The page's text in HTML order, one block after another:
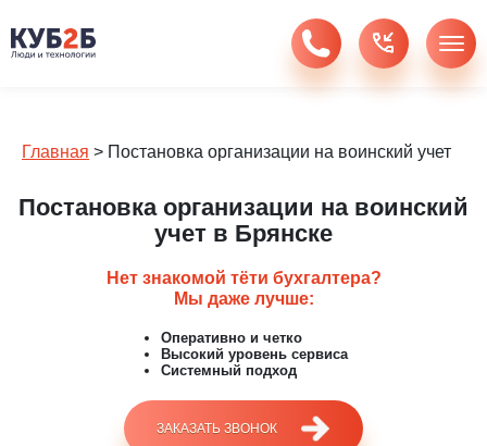
Главная > Постановка организации на воинский учет
Постановка организации на воинский
учет в Брянске
Нет знакомой тёти бухгалтера?
Мы даже лучше:
Оперативно и четко
Высокий уровень сервиса
Системный подход
ЗАКАЗАТЬ ЗВОНОК